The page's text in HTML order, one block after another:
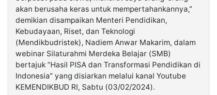
akan berusaha keras untuk mempertahankannya,”
demikian disampaikan Menteri Pendidikan,
Kebudayaan, Riset, dan Teknologi
(Mendikbudristek), Nadiem Anwar Makarim, dalam
webinar Silaturahmi Merdeka Belajar (SMB)
bertajuk “Hasil PISA dan Transformasi Pendidikan di
Indonesia” yang disiarkan melalui kanal Youtube
KEMENDIKBUD RI, Sabtu (03/02/2024).